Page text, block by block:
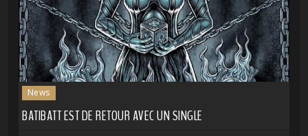
News
BATIBATT EST DE RETOUR AVEC UN SINGLE